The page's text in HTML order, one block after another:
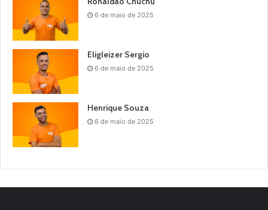
6 de maio de 2025
Eligleizer Sergio
6 de maio de 2025
Henrique Souza
6 de maio de 2025